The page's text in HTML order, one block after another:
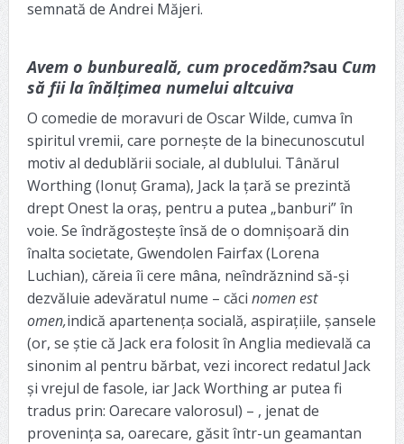
semnată de Andrei Măjeri.
Avem o bunbureală, cum procedăm?sau Cum
să fii la înălțimea numelui altcuiva
O comedie de moravuri de Oscar Wilde, cumva în
spiritul vremii, care pornește de la binecunoscutul
motiv al dedublării sociale, al dublului. Tânărul
Worthing (Ionuț Grama), Jack la țară se prezintă
drept Onest la oraș, pentru a putea „banburi” în
voie. Se îndrăgostește însă de o domnișoară din
înalta societate, Gwendolen Fairfax (Lorena
Luchian), căreia îi cere mâna, neîndrăznind să-și
dezvăluie adevăratul nume – căci nomen est
omen,indică apartenența socială, aspirațiile, șansele
(or, se știe că Jack era folosit în Anglia medievală ca
sinonim al pentru bărbat, vezi incorect redatul Jack
și vrejul de fasole, iar Jack Worthing ar putea fi
tradus prin: Oarecare valorosul) – , jenat de
provenința sa, oarecare, găsit într-un geamantan